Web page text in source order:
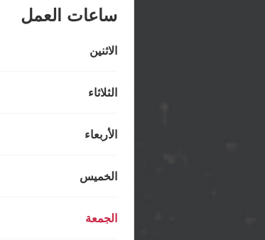
ساعات العمل
الاثنين
الثلاثاء
الأربعاء
الخميس
الجمعة